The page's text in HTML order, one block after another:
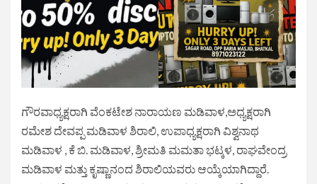
ಗೌರವಾಧ್ಯಕ್ಷರಾಗಿ ವೆಂಕಟೇಶ ನಾರಾಯಣ ಮಡಿವಾಳ,ಅಧ್ಯಕ್ಷರಾಗಿ
ರಮೇಶ ದೇವಪ್ಪ ಮಡಿವಾಳ ಶಿರಾಲಿ, ಉಪಾಧ್ಯಕ್ಷರಾಗಿ ವಿಶ್ವನಾಥ
ಮಡಿವಾಳ , ಕೆ ಬಿ. ಮಡಿವಾಳ, ಶ್ರೀಮತಿ ಮಮತಾ ಭಟ್ಕಳ, ರಾಘವೇಂದ್ರ
ಮಡಿವಾಳ ಮತ್ತು ಕೃಷ್ಣಾನಂದ ಶಿರಾಲಿಯವರು ಆಯ್ಕೆಯಾಗಿದ್ದಾರೆ.